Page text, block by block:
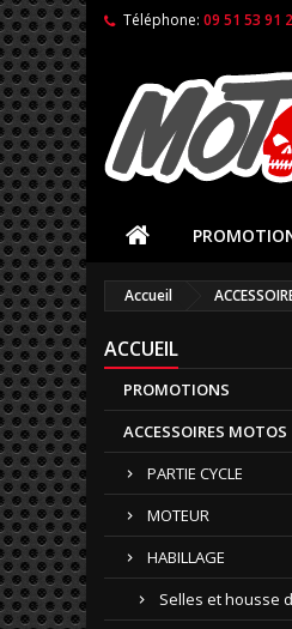
Téléphone: 09 51 53 91
Accueil
ACCUEIL
PROMOTIONS
ACCESSOIRES MOTOS
PARTIE CYCLE
MOTEUR
HABILLAGE
Selles et housse